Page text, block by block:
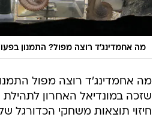
מה אחמדינג'ד רוצה מפול? התמנון
מה אחמדינג'ד רוצה מפול
שזכה במונדיאל האחרון לתהילת
חיזוי תוצאות משחקי הכדורגל